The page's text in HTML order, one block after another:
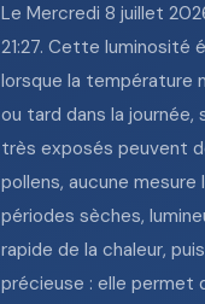
Le Mercredi 8 juillet
21:27. Cette luminosité
lorsque la température
ou tard dans la journée,
très exposés peuvent
pollens, aucune
périodes sèches,
rapide de la chaleur,
précieuse : elle permet